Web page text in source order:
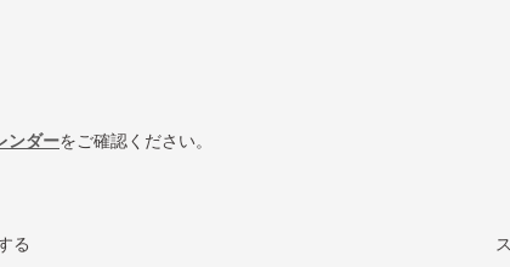
ンダーをご確認ください。
る